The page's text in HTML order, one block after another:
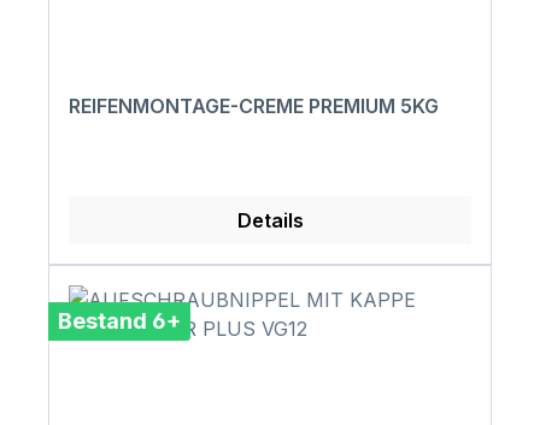
REIFENMONTAGE-CREME PREMIUM 5KG
Details
Bestand 6+